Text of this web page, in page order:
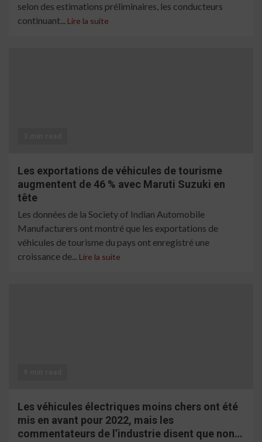
selon des estimations préliminaires, les conducteurs
continuant... Lire la suite
Les exportations de véhicules de tourisme
augmentent de 46 % avec Maruti Suzuki en
tête
Les données de la Society of Indian Automobile
Manufacturers ont montré que les exportations de
véhicules de tourisme du pays ont enregistré une
croissance de... Lire la suite
Les véhicules électriques moins chers ont été
mis en avant pour 2022, mais les
commentateurs de l’industrie disent que non…